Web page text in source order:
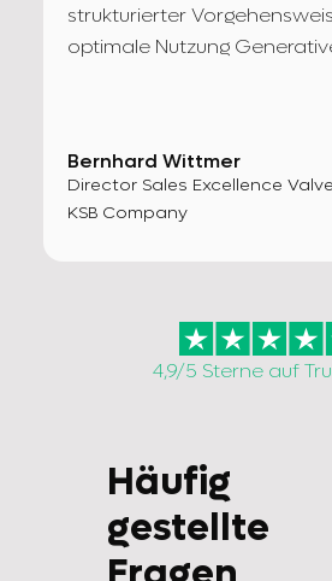
strukturierter
optimale Nutzung
Bernhard Wittmer
Director Sales Excellence
KSB Company
4,9/5 Sterne auf
Häufig
gestellte